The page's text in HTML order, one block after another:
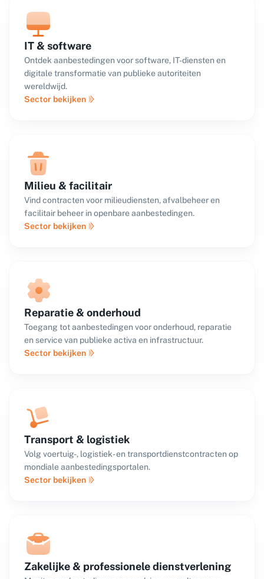
IT & software
Ontdek aanbestedingen voor software, IT-diensten en
digitale transformatie van publieke autoriteiten
wereldwijd.
Sector bekijken
Milieu & facilitair
Vind contracten voor milieudiensten, afvalbeheer en
facilitair beheer in openbare aanbestedingen.
Sector bekijken
Reparatie & onderhoud
Toegang tot aanbestedingen voor onderhoud, reparatie
en service van publieke activa en infrastructuur.
Sector bekijken
Transport & logistiek
Volg voertuig-, logistiek- en transportdienstcontracten op
mondiale aanbestedingsportalen.
Sector bekijken
Zakelijke & professionele dienstverlening